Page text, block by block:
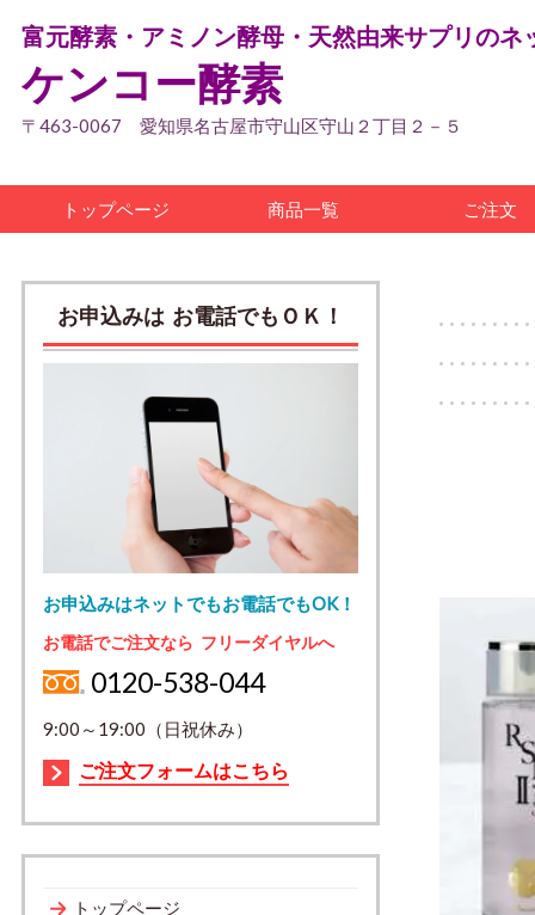
富元酵素・アミノン酵母・天然由来サプリのネ
ケンコー酵素
〒463-0067 愛知県名古屋市守山区守山２丁目２－５
トップページ 商品一覧 ご注文
お申込みは お電話でもＯＫ！
お申込みはネットでもお電話でもOK！
お電話でご注文なら フリーダイヤルへ
0120-538-044
9:00～19:00（日祝休み）
ご注文フォームはこちら
トップページ